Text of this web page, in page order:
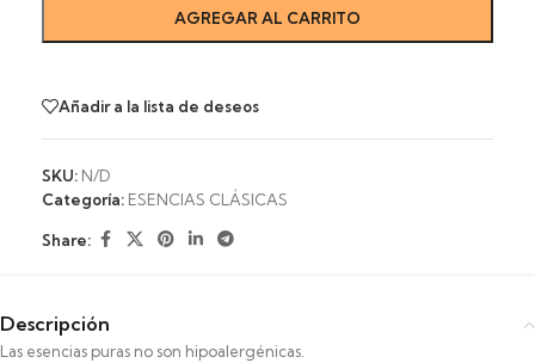
AGREGAR AL CARRITO
Añadir a la lista de deseos
SKU: N/D
Categoría: ESENCIAS CLÁSICAS
Share:
Descripción
Las esencias puras no son hipoalergénicas.